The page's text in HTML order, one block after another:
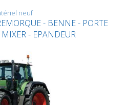
neuf
- BENNE - PORTE
- EPANDEUR